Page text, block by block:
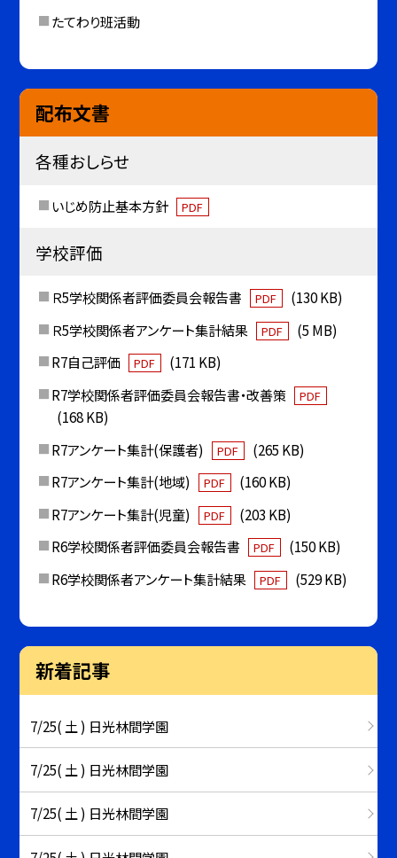
たてわり班活動
配布文書
各種おしらせ
いじめ防止基本方針 PDF
学校評価
Ｒ5学校関係者評価委員会報告書 PDF
(130 KB)
Ｒ5学校関係者アンケート集計結果
PDF
(5 MB)
R7自己評価
PDF
(171 KB)
R7学校関係者評価委員会報告書・改善策
PDF
(168 KB)
R7アンケート集計(保護者)
PDF
(265 KB)
R7アンケート集計(地域)
PDF
(160 KB)
R7アンケート集計(児童)
PDF
(203 KB)
R6学校関係者評価委員会報告書
PDF
(150 KB)
R6学校関係者アンケート集計結果
PDF (529 KB)
新着記事
7/25( 土 ) 日光林間学園
7/25( 土 ) 日光林間学園
7/25( 土 ) 日光林間学園